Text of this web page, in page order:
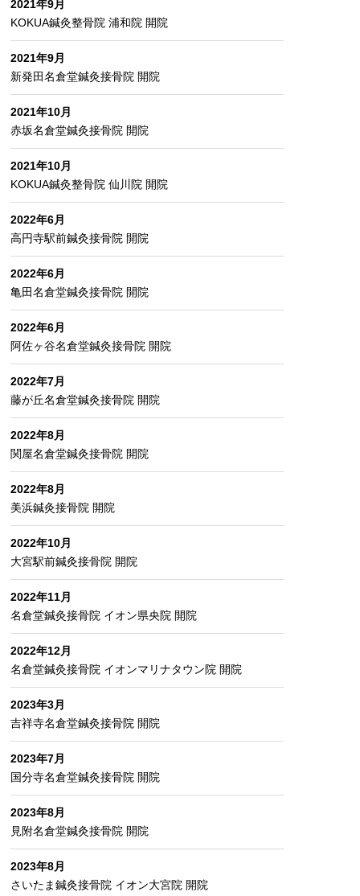
2021年9月
KOKUA鍼灸整骨院 浦和院 開院
2021年9月
新発田名倉堂鍼灸接骨院 開院
2021年10月
赤坂名倉堂鍼灸接骨院 開院
2021年10月
KOKUA鍼灸整骨院 仙川院 開院
2022年6月
高円寺駅前鍼灸接骨院 開院
2022年6月
亀田名倉堂鍼灸接骨院 開院
2022年6月
阿佐ヶ谷名倉堂鍼灸接骨院 開院
2022年7月
藤が丘名倉堂鍼灸接骨院 開院
2022年8月
関屋名倉堂鍼灸接骨院 開院
2022年8月
美浜鍼灸接骨院 開院
2022年10月
大宮駅前鍼灸接骨院 開院
2022年11月
名倉堂鍼灸接骨院 イオン県央院 開院
2022年12月
名倉堂鍼灸接骨院 イオンマリナタウン院 開院
2023年3月
吉祥寺名倉堂鍼灸接骨院 開院
2023年7月
国分寺名倉堂鍼灸接骨院 開院
2023年8月
見附名倉堂鍼灸接骨院 開院
2023年8月
さいたま鍼灸接骨院 イオン大宮院 開院